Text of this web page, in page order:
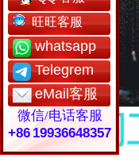
旺旺客服
whatsapp
Telegrem
eMail客服
微信/电话客服
+86 19936648357